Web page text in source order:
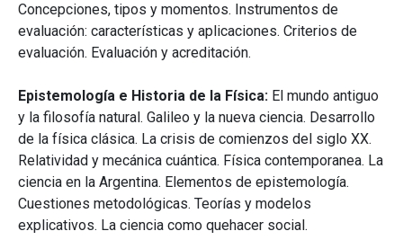
Concepciones, tipos y momentos. Instrumentos de
evaluación: características y aplicaciones. Criterios de
evaluación. Evaluación y acreditación.
Epistemología e Historia de la Física: El mundo antiguo
y la filosofía natural. Galileo y la nueva ciencia. Desarrollo
de la física clásica. La crisis de comienzos del siglo XX.
Relatividad y mecánica cuántica. Física contemporanea. La
ciencia en la Argentina. Elementos de epistemología.
Cuestiones metodológicas. Teorías y modelos
explicativos. La ciencia como quehacer social.